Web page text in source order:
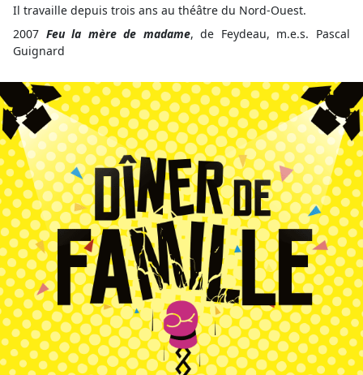
Il travaille depuis trois ans au théâtre du Nord-Ouest.
2007 Feu la mère de madame, de Feydeau, m.e.s. Pascal
Guignard